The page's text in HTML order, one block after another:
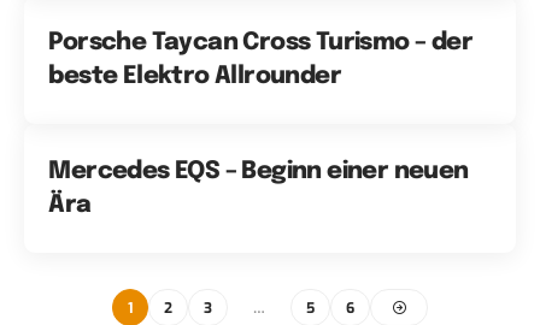
Porsche Taycan Cross Turismo – der
beste Elektro Allrounder
Mercedes EQS – Beginn einer neuen
Ära
1 2 3 … 5 6